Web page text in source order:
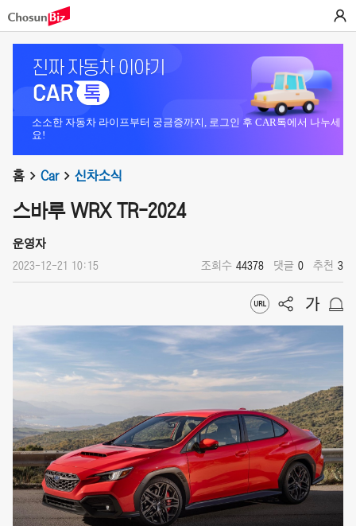
소소한 자동차 라이프부터 궁금증까지, 로그인 후 CAR톡에서 나누세
요!
홈 Car 신차소식
스바루 WRX TR-2024
운영자
2023-12-21 10:15 조회수 44378 댓글 0 추천 3